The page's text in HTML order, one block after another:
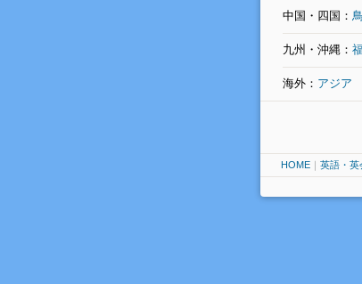
中国・四国：
九州・沖縄：
海外： アジア
HOME ｜ 英語・英